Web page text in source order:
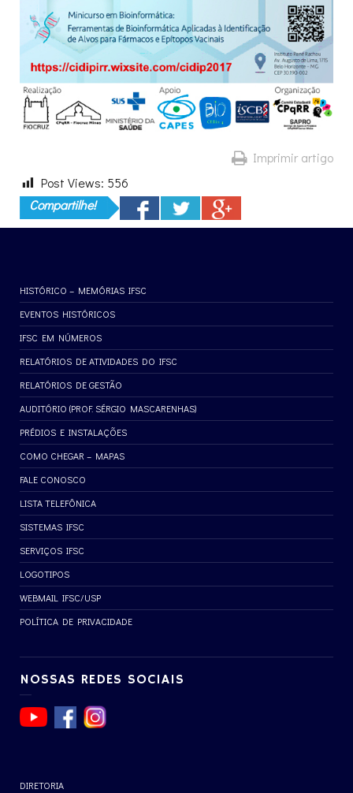
Imprimir artigo
Post Views: 556
Compartilhe!
HISTÓRICO – MEMÓRIAS IFSC
EVENTOS HISTÓRICOS
IFSC EM NÚMEROS
RELATÓRIOS DE ATIVIDADES DO IFSC
RELATÓRIOS DE GESTÃO
AUDITÓRIO (PROF. SÉRGIO MASCARENHAS)
PRÉDIOS E INSTALAÇÕES
COMO CHEGAR – MAPAS
FALE CONOSCO
LISTA TELEFÔNICA
SISTEMAS IFSC
SERVIÇOS IFSC
LOGOTIPOS
WEBMAIL IFSC/USP
POLÍTICA DE PRIVACIDADE
NOSSAS REDES SOCIAIS
DIRETORIA